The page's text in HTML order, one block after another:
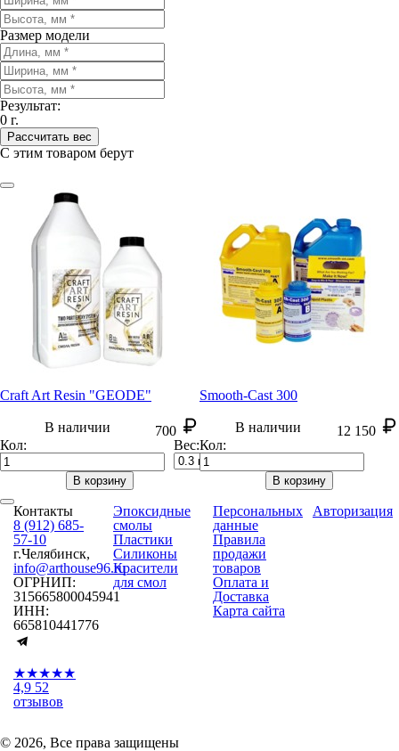
Размер модели
Результат:
0 г.
Рассчитать вес
С этим товаром берут
Craft Art Resin "GEODE"
В наличии
700
Кол:
Вес:
В корзину
Smooth-Cast 300
В наличии
12 150
Кол:
В корзину
Контакты
8 (912) 685-
57-10
г.Челябинск,
info@arthouse96.ru
ОГРНИП:
315665800045941
ИНН:
665810441776
★★★★★
4,9 52
отзывов
Эпоксидные
смолы
Пластики
Силиконы
Красители
для смол
Персональных
данные
Правила
продажи
товаров
Оплата и
Доставка
Карта сайта
Авторизация
© 2026, Все права защищены